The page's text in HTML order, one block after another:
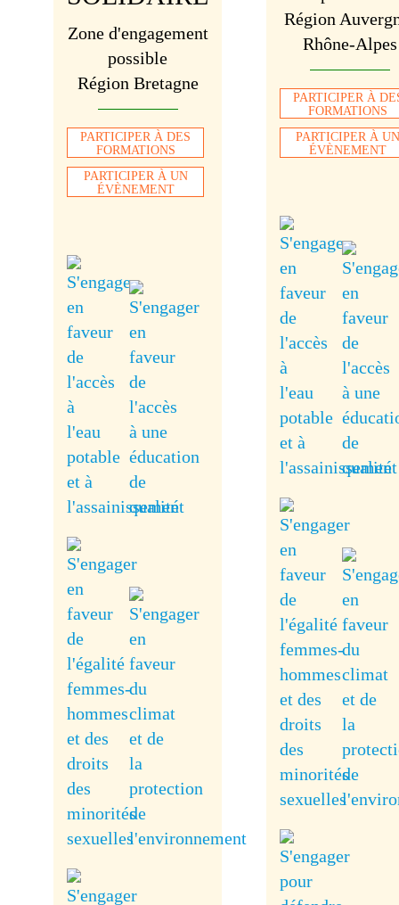
Zone d'engagement
possible
Région Bretagne
PARTICIPER À DES
FORMATIONS
PARTICIPER À UN
ÉVÈNEMENT
Région
Rhône-Alpes
PARTICIPER À
FORMATIONS
PARTICIPER À UN
ÉVÈNEMENT